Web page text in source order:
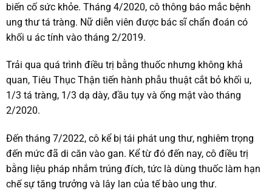
biến cố sức khỏe. Tháng 4/2020, cô thông báo mắc bệnh
ung thư tá tràng. Nữ diễn viên được bác sĩ chẩn đoán có
khối u ác tính vào tháng 2/2019.
Trải qua quá trình điều trị bằng thuốc nhưng không khả
quan, Tiêu Thục Thận tiến hành phẫu thuật cắt bỏ khối u,
1/3 tá tràng, 1/3 dạ dày, đầu tụy và ống mật vào tháng
2/2020.
Đến tháng 7/2022, cô kể bị tái phát ung thư, nghiêm trọng
đến mức đã di căn vào gan. Kể từ đó đến nay, cô điều trị
bằng liệu pháp nhắm trúng đích, tức là dùng thuốc làm hạn
chế sự tăng trưởng và lây lan của tế bào ung thư.